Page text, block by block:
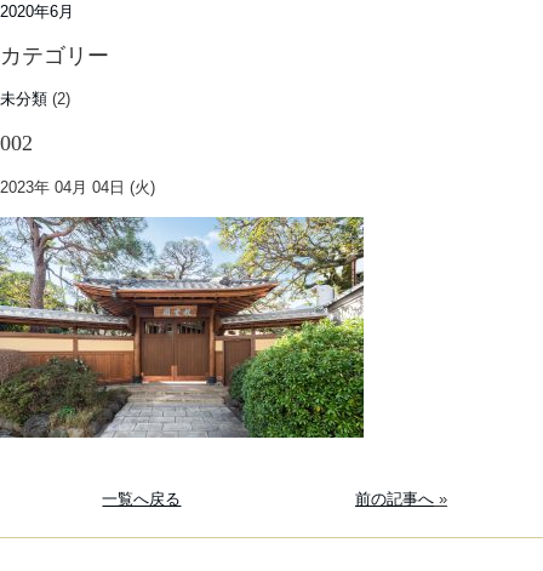
2020年6月
カテゴリー
未分類 (2)
002
2023年 04月 04日 (火)
一覧へ戻る 前の記事へ»